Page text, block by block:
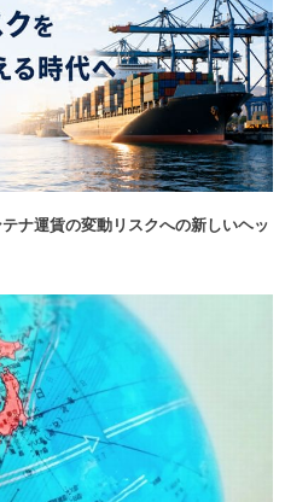
ナ運賃の変動リスクへの新しいヘッ